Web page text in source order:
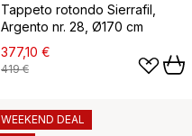
Tappeto rotondo Sierrafil,
Argento nr. 28, Ø170 cm
377,10 €
419 €
WEEKEND DEAL